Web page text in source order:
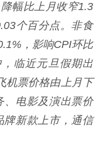
幅比上月收窄1.3
个百分点。非食
，影响CPI环比
临近元旦假期出
机票价格由上月下
、电影及演出票价
牌新款上市，通信